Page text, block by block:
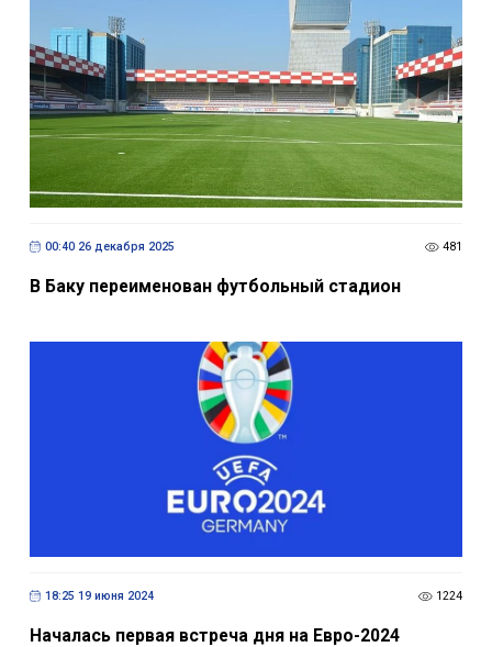
00:40 26 декабря 2025 481
В Баку переименован футбольный стадион
18:25 19 июня 2024 1224
Началась первая встреча дня на Евро-2024